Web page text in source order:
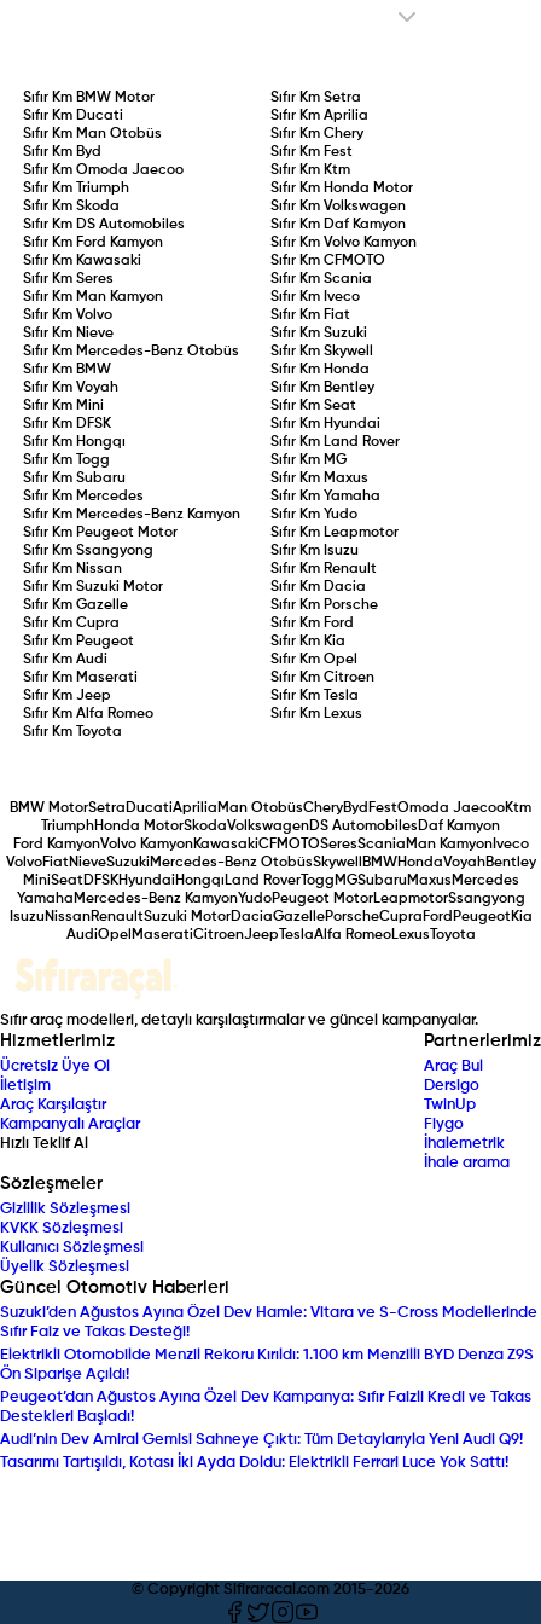
Sıfır Km BMW Motor Sıfır Km Setra
Sıfır Km Ducati Sıfır Km Aprilia
Sıfır Km Man Otobüs Sıfır Km Chery
Sıfır Km Byd Sıfır Km Fest
Sıfır KmOmoda Jaecoo Sıfır Km Ktm
Sıfır Km
Triumph Sıfır Km Honda Motor
Sıfır KmSkoda Sıfır Km Volkswagen
Sıfır Km DS Automobiles Sıfır Km Daf Kamyon
Sıfır Km Ford Kamyon Sıfır Km Volvo Kamyon
Sıfır Km Kawasaki Sıfır Km CFMOTO
Sıfır KmSeres Sıfır Km Scania
Sıfır Km Man Kamyon Sıfır Km Iveco
Sıfır KmVolvo Sıfır Km Fiat
Sıfır Km Nieve Sıfır Km Suzuki
Sıfır Km Mercedes-Benz Otobüs Sıfır Km Skywell
Sıfır Km BMW Sıfır Km Honda
Sıfır KmVoyah Sıfır Km Bentley
Sıfır Km Mini Sıfır Km Seat
Sıfır Km DFSK Sıfır Km Hyundai
Sıfır Km Hongqı Sıfır Km Land Rover
Sıfır Km
Togg Sıfır Km MG
Sıfır KmSubaru Sıfır Km Maxus
Sıfır Km Mercedes Sıfır Km Yamaha
Sıfır Km Mercedes-Benz Kamyon Sıfır Km Yudo
Sıfır Km Peugeot Motor Sıfır Km Leapmotor
Sıfır KmSsangyong Sıfır Km Isuzu
Sıfır Km Nissan Sıfır Km Renault
Sıfır KmSuzuki Motor Sıfır Km Dacia
Sıfır KmGazelle Sıfır Km Porsche
Sıfır KmCupra Sıfır Km Ford
Sıfır Km Peugeot Sıfır Km Kia
Sıfır KmAudi Sıfır Km Opel
Sıfır Km Maserati Sıfır Km Citroen
Sıfır KmJeep Sıfır Km
Tesla
Sıfır KmAlfa Romeo Sıfır Km Lexus
Sıfır Km
Toyota
BMW MotorSetra DucatiAprilia Man OtobüsCheryByd FestOmoda JaecooKtm
TriumphHonda MotorSkodaVolkswagenDS Automobiles Daf Kamyon
Ford KamyonVolvo KamyonKawasakiCFMOTOSeresScania Man KamyonIveco
VolvoFiatNieveSuzuki Mercedes-Benz OtobüsSkywell BMWHondaVoyahBentley
MiniSeatDFSKHyundai Hongqı Land RoverTogg MGSubaruMaxus Mercedes
Yamaha Mercedes-Benz KamyonYudoPeugeot MotorLeapmotorSsangyong
IsuzuNissanRenaultSuzuki MotorDaciaGazellePorscheCupra Ford PeugeotKia
AudiOpel MaseratiCitroenJeep TeslaAlfa RomeoLexus Toyota
Sıfır araç modelleri, detaylı karşılaştırmalar ve güncel kampanyalar.
Hizmetlerimiz
Ücretsiz Üye Ol
İletişim
Araç Karşılaştır
Kampanyalı Araçlar
Hızlı Teklif Al
Partnerlerimiz
Araç Bul
Dersigo
TwinUp
Fiygo
İhalemetrik
İhale arama
Sözleşmeler
Gizlilik Sözleşmesi
KVKK Sözleşmesi
Kullanıcı Sözleşmesi
Üyelik Sözleşmesi
Güncel Otomotiv Haberleri
Suzuki’den Ağustos Ayına Özel Dev Hamle: Vitara ve S-Cross Modellerinde
Sıfır Faiz ve Takas Desteği!
Elektrikli Otomobilde Menzil Rekoru Kırıldı: 1.100 km Menzilli BYD Denza Z9S
Ön Siparişe Açıldı!
Peugeot’dan Ağustos Ayına Özel Dev Kampanya: Sıfır Faizli Kredi ve Takas
Destekleri Başladı!
Audi’nin Dev Amiral Gemisi Sahneye Çıktı: Tüm Detaylarıyla Yeni Audi Q9!
Tasarımı Tartışıldı, Kotası İki Ayda Doldu: Elektrikli Ferrari Luce Yok Sattı!
© Copyright Sifiraracal.com 2015-2026